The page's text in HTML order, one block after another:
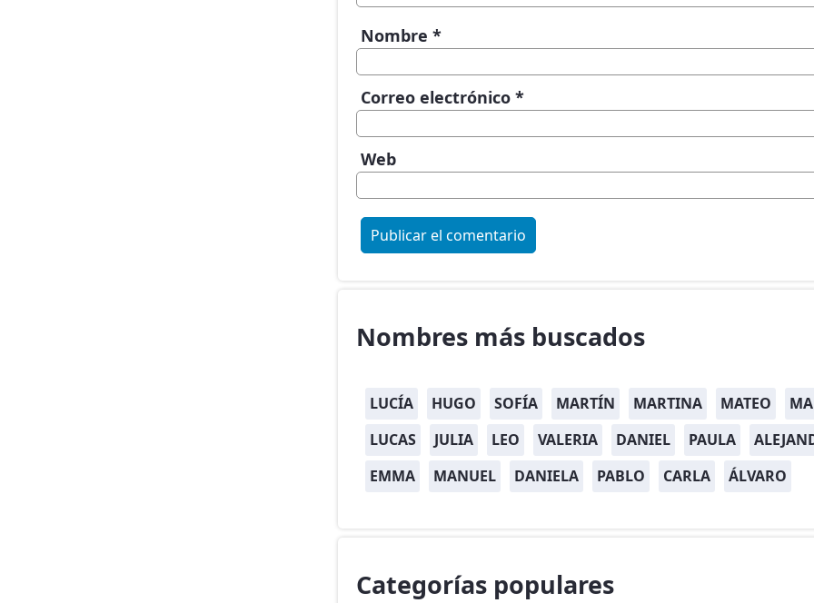
Nombre *
Correo electrónico *
Web
Nombres más buscados
LUCÍA HUGO SOFÍA MARTÍN MARTINA MATEO
LUCAS
JULIA LEO VALERIA DANIEL PAULA
EMMA
MANUEL DANIELA PABLO CARLA ÁLVARO
Categorías populares